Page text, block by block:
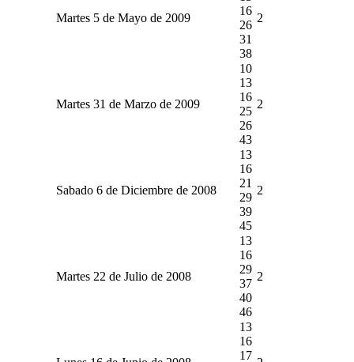
Martes 5 de Mayo de 2009
16
26
31
38
2
Martes 31 de Marzo de 2009
10
13
16
25
26
43
2
Sabado 6 de Diciembre de 2008
13
16
21
29
39
45
2
Martes 22 de Julio de 2008
13
16
29
37
40
46
2
13
16
17